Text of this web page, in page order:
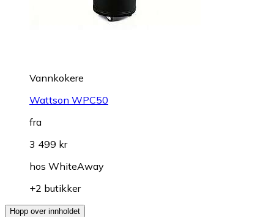
Vannkokere
Wattson WPC50
fra
3 499 kr
hos WhiteAway
+2 butikker
Hopp over innholdet